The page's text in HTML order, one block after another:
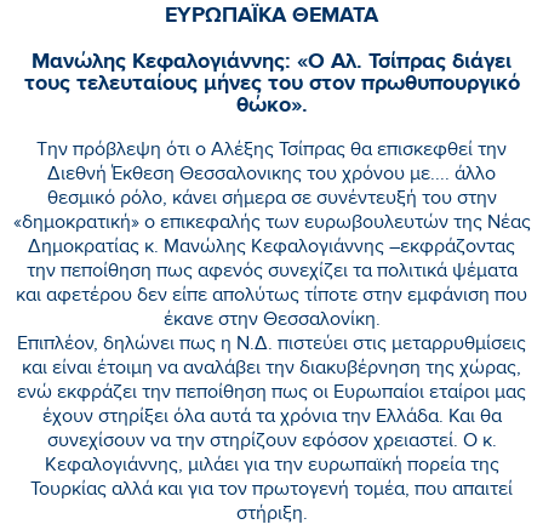
ΕΥΡΩΠΑΪΚΑ ΘΕΜΑΤΑ
Μανώλης Κεφαλογιάννης: «Ο Αλ. Τσίπρας διάγει
τους τελευταίους μήνες του στον πρωθυπουργικό
θώκο».
Την πρόβλεψη ότι ο Αλέξης Τσίπρας θα επισκεφθεί την
Διεθνή Έκθεση Θεσσαλονικης του χρόνου με.... άλλο
θεσμικό ρόλο, κάνει σήμερα σε συνέντευξή του στην
«δημοκρατική» ο επικεφαλής των ευρωβουλευτών της Νέας
Δημοκρατίας κ. Μανώλης Κεφαλογιάννης –εκφράζοντας
την πεποίθηση πως αφενός συνεχίζει τα πολιτικά ψέματα
και αφετέρου δεν είπε απολύτως τίποτε στην εμφάνιση που
έκανε στην Θεσσαλονίκη.
Επιπλέον, δηλώνει πως η Ν.Δ. πιστεύει στις μεταρρυθμίσεις
και είναι έτοιμη να αναλάβει την διακυβέρνηση της χώρας,
ενώ εκφράζει την πεποίθηση πως οι Ευρωπαίοι εταίροι μας
έχουν στηρίξει όλα αυτά τα χρόνια την Ελλάδα. Και θα
συνεχίσουν να την στηρίζουν εφόσον χρειαστεί. Ο κ.
Κεφαλογιάννης, μιλάει για την ευρωπαϊκή πορεία της
Τουρκίας αλλά και για τον πρωτογενή τομέα, που απαιτεί
στήριξη.